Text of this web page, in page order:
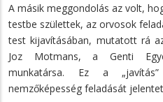
A másik meggondolás az volt,
testbe születtek, az orvosok
test kijavításában, mutatott rá
Joz Motmans, a Genti
munkatársa. Ez a
nemzőképesség feladását